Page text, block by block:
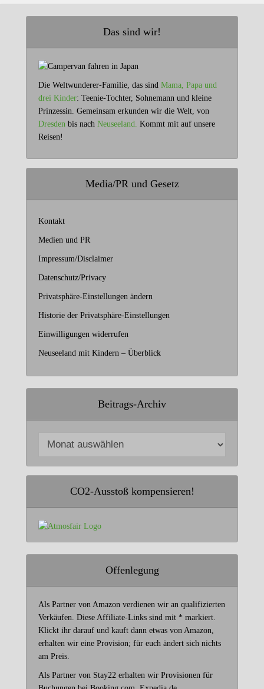
Das sind wir!
Die Weltwunderer-Familie, das sind Mama, Papa und
drei Kinder: Teenie-Tochter, Sohnemann und kleine
Prinzessin. Gemeinsam erkunden wir die Welt, von
Dresden bis nach Neuseeland. Kommt mit auf unsere
Reisen!
Media/PR und Gesetz
Kontakt
Medien und PR
Impressum/Disclaimer
Datenschutz/Privacy
Privatsphäre-Einstellungen ändern
Historie der Privatsphäre-Einstellungen
Einwilligungen widerrufen
Neuseeland mit Kindern – Überblick
Beitrags-Archiv
CO2-Ausstoß kompensieren!
Offenlegung
Als Partner von Amazon verdienen wir an qualifizierten
Verkäufen. Diese Affiliate-Links sind mit * markiert.
Klickt ihr darauf und kauft dann etwas von Amazon,
erhalten wir eine Provision; für euch ändert sich nichts
am Preis.
Als Partner von Stay22 erhalten wir Provisionen für